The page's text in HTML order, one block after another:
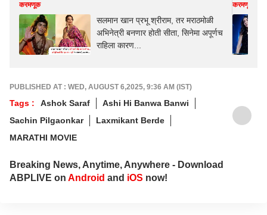
करमणूक
सलमान खान प्रभू श्रीराम, तर मराठमोळी
अभिनेत्री बनणार होती सीता, सिनेमा अपूर्णच
राहिला कारण...
करमणूक
PUBLISHED AT : WED, AUGUST 6,2025, 9:36 AM (IST)
Tags : Ashok Saraf
Ashi Hi Banwa Banwi
Sachin Pilgaonkar
Laxmikant Berde
MARATHI MOVIE
Breaking News, Anytime, Anywhere - Download
ABPLIVE on Android and iOS now!